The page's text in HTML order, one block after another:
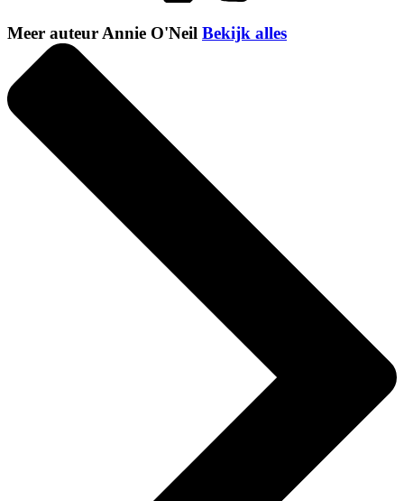
Meer auteur Annie O'Neil Bekijk alles